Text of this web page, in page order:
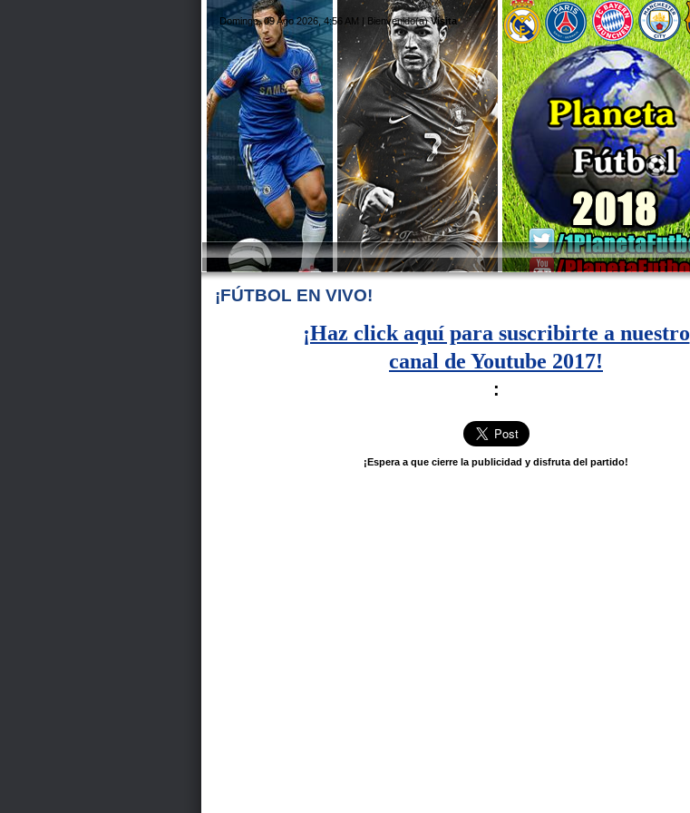
Domingo, 09 Ago 2026, 4:56 AM | Bienvenido(a) Visita
¡FÚTBOL EN VIVO!
¡Haz click aquí para suscribirte a nuestro
canal de Youtube 2017!
:
¡Espera a que cierre la publicidad y disfruta del partido!